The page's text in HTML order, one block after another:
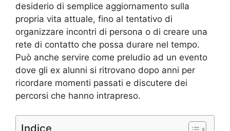
desiderio di semplice aggiornamento sulla
propria vita attuale, fino al tentativo di
organizzare incontri di persona o di creare una
rete di contatto che possa durare nel tempo.
Può anche servire come preludio ad un evento
dove gli ex alunni si ritrovano dopo anni per
ricordare momenti passati e discutere dei
percorsi che hanno intrapreso.
Indice